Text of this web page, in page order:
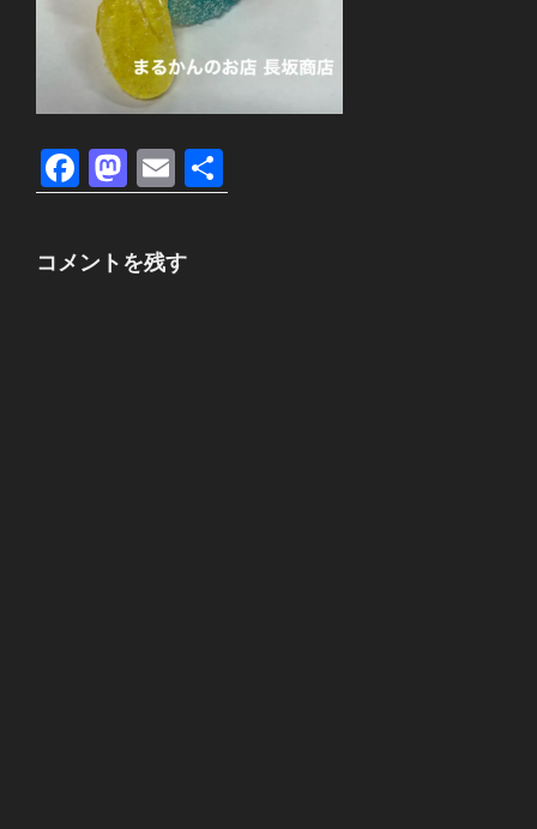
F
a
c
e
M
a
st
o
E
m
ail
有
コメントを残す